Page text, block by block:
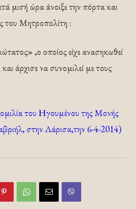
μισή ώρα άνοιξε την πόρτα και
του Μητροπολίτη :
,ο οποίος είχε ανασηκωθεί
άρχισε να συνομιλεί με τους
του Ηγουμένου της Μονής
στην Λάρισα,την 6-4-2014)